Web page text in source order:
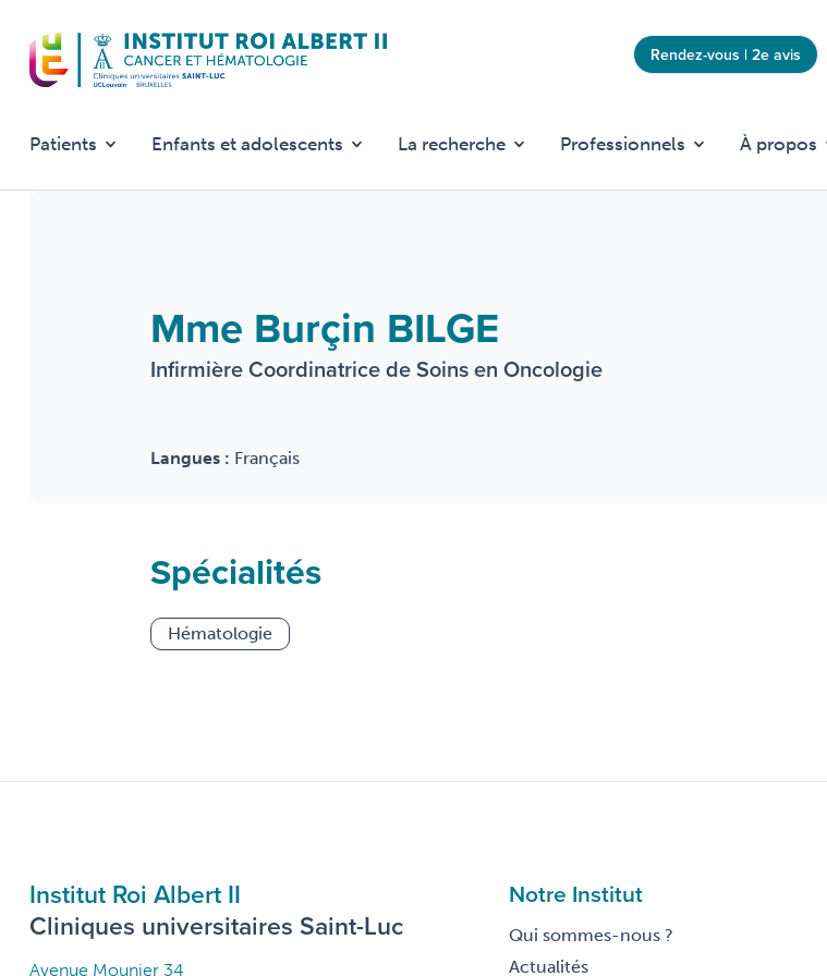
contenu
principal
TopRendez-vous | 2e avis
Patients Enfants et adolescents La recherche Professionnels À propos
Mme Burçin BILGE
Infirmière Coordinatrice de Soins en Oncologie
Langues : Français
Spécialités
Hématologie
Institut Roi Albert II
Cliniques universitaires Saint-Luc
Avenue Mounier 34
Notre Institut
Qui sommes-nous ?
Actualités